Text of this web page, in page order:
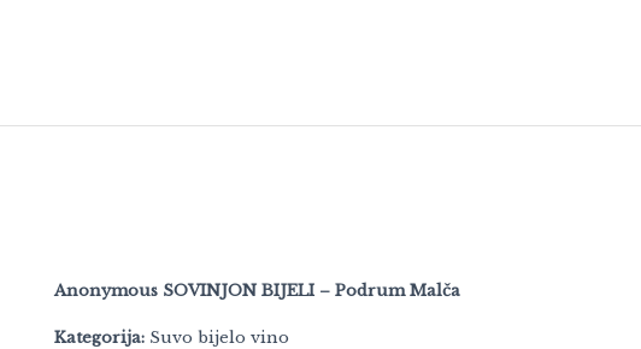
Anonymous SOVINJON BIJELI – Podrum Malča
Kategorija: Suvo bijelo vino